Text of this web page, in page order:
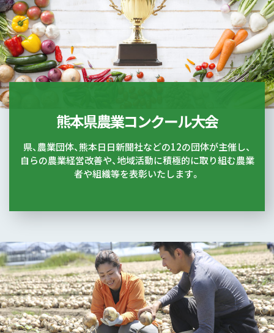
熊本県農業コンクール大会
県、農業団体、熊本日日新聞社などの12の団体が主催し、
自らの農業経営改善や、地域活動に積極的に取り組む農業
者や組織等を表彰いたします。